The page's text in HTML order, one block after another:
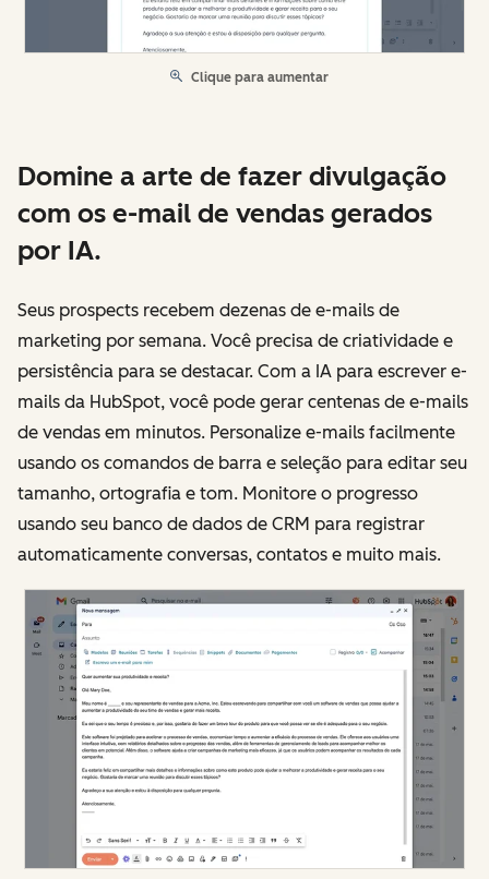
Clique para aumentar
Domine a arte de fazer divulgação
com os e-mail de vendas gerados
por IA.
Seus prospects recebem dezenas de e-mails de
marketing por semana. Você precisa de criatividade e
persistência para se destacar. Com a IA para escrever e-
mails da HubSpot, você pode gerar centenas de e-mails
de vendas em minutos. Personalize e-mails facilmente
usando os comandos de barra e seleção para editar seu
tamanho, ortografia e tom. Monitore o progresso
usando seu banco de dados de CRM para registrar
automaticamente conversas, contatos e muito mais.